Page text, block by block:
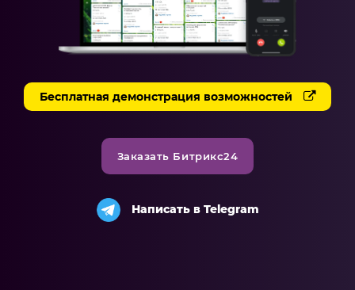
Маркетинг «под ключ»
Разработка сайтов
Разработка чат-ботов
Система продаж для мебельного бизнеса
Система продаж для туристического бизнеса
Повышение конверсии сайтов
Бесплатная демонстрация возможностей
Заказать Битрикс24
Написать в Telegram